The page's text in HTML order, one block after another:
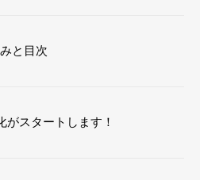
と目次
がスタートします！